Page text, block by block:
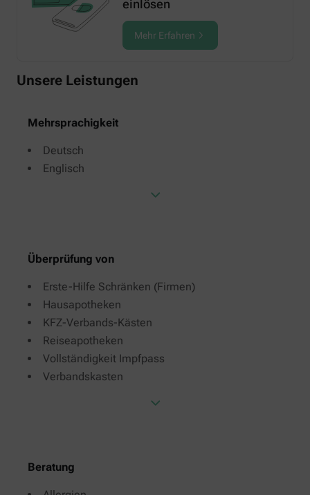
einlösen
Mehr Erfahren
Unsere Leistungen
Mehrsprachigkeit
Deutsch
Englisch
Überprüfung von
Erste-Hilfe Schränken (Firmen)
Hausapotheken
KFZ-Verbands-Kästen
Reiseapotheken
Vollständigkeit Impfpass
Verbandskasten
Beratung